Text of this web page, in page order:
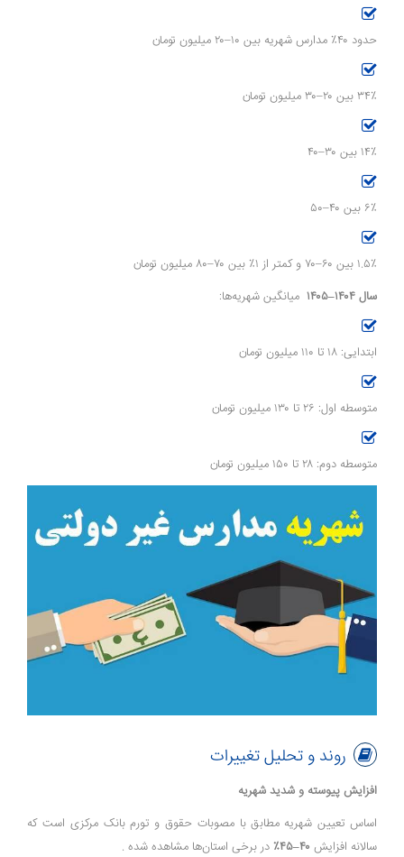
حدود ۴۰٪ مدارس شهریه بین ۱۰–۲۰ میلیون تومان
۳۴٪ بین ۲۰–۳۰ میلیون تومان
۱۴٪ بین ۳۰–۴۰
۶٪ بین ۴۰–۵۰
۱.۵٪ بین ۶۰–۷۰ و کمتر از ۱٪ بین ۷۰–۸۰ میلیون تومان
سال ۱۴۰۴–۱۴۰۵
میانگین شهریه‌ها:
ابتدایی: ۱۸ تا ۱۱۰ میلیون تومان
متوسطه اول: ۲۶ تا ۱۳۰ میلیون تومان
متوسطه دوم: ۲۸ تا ۱۵۰ میلیون تومان
روند و تحلیل تغییرات
افزایش پیوسته و شدید شهریه
اساس تعیین شهریه مطابق با مصوبات حقوق و تورم بانک مرکزی است که
سالانه افزایش ۴۰–۴۵٪ در برخی استان‌ها مشاهده شده .